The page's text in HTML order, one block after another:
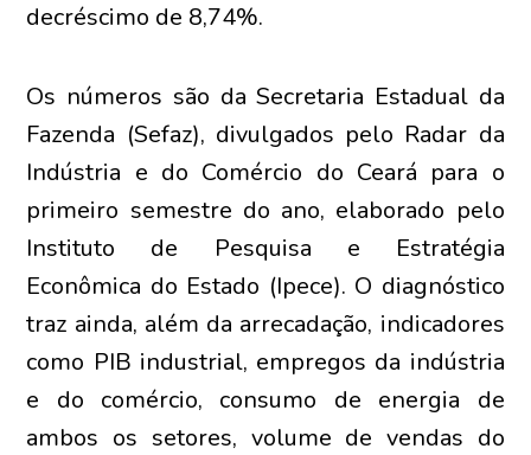
decréscimo de 8,74%.
Os números são da Secretaria Estadual da
Fazenda (Sefaz), divulgados pelo Radar da
Indústria e do Comércio do Ceará para o
primeiro semestre do ano, elaborado pelo
Instituto de Pesquisa e Estratégia
Econômica do Estado (Ipece). O diagnóstico
traz ainda, além da arrecadação, indicadores
como PIB industrial, empregos da indústria
e do comércio, consumo de energia de
ambos os setores, volume de vendas do